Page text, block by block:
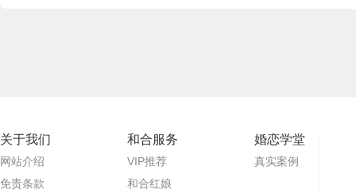
关于我们
网站介绍
免责条款
和合服务
VIP推荐
和合红娘
婚恋学堂
真实案例